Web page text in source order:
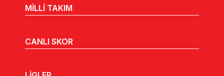
MİLLİ TAKIM
CANLI SKOR